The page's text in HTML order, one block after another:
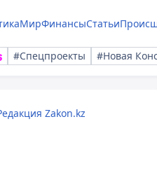
МирФинансыСтатьи
#Спецпроекты #Новая
Zakon.kz